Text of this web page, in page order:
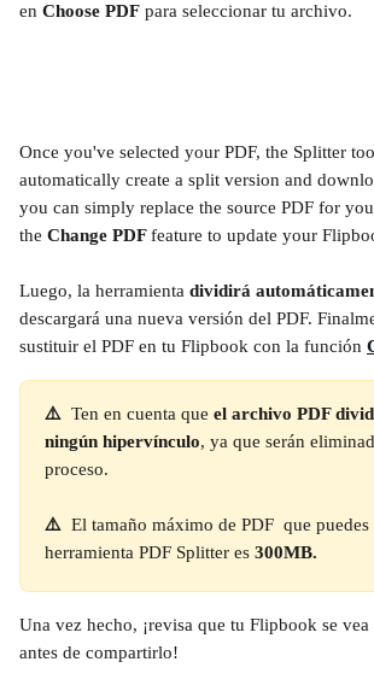
en Choose PDF para seleccionar tu archivo.
Once you've selected your PDF, the Splitter
automatically create a split version and
you can simply replace the source PDF for
the Change PDF feature to update your
Luego, la herramienta dividirá
descargará una nueva versión del PDF.
sustituir el PDF en tu Flipbook con la función
⚠️ Ten en cuenta que el archivo PDF
ningún hipervínculo, ya que serán
proceso.
⚠️ El tamaño máximo de PDF  que puedes
herramienta PDF Splitter es 300MB.
Una vez hecho, ¡revisa que tu Flipbook se vea
antes de compartirlo!